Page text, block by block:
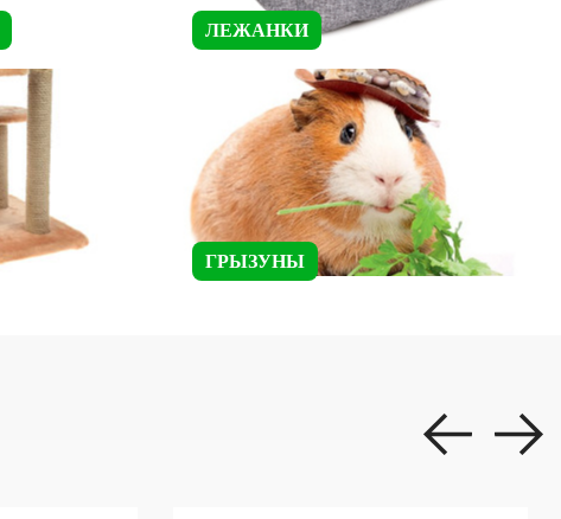
ЛЕЖАНКИ
ГРЫЗУНЫ